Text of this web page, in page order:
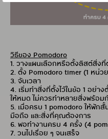
วิธีของ Pomodoro
1. วางแผนเลือกหรือตั้งลิสต์สิ่งที่
2. ตั้ง Pomodoro timer (1 หน่ว
3. จับเวลา
4. เริ่มทำสิ่งที่ตั้งไว้ในข้อ 1 อย่า
ให้หมด ไม่ควรทำหลายสิ่งพร้อม
5. เมื่อครบ 1 pomodoro ให้พัก
มือถือ และสิ่งที่คุณต้องการ
6. พอทำงานครบ 4 ครั้ง (4
7. วนไปเรื่อย ๆ จนเสร็จ